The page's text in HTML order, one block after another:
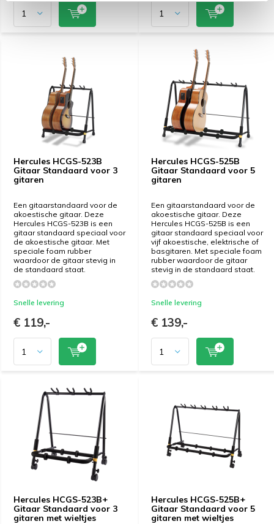
Hercules HCGS-523B
Gitaar Standaard voor 3
gitaren
Een gitaarstandaard voor de
akoestische gitaar. Deze
Hercules HCGS-523B is een
gitaar standaard speciaal voor
de akoestische gitaar. Met
speciale foam rubber
waardoor de gitaar stevig in
de standaard staat.
Snelle levering
€ 119,-
Hercules HCGS-525B
Gitaar Standaard voor 5
gitaren
Een gitaarstandaard voor de
akoestische gitaar. Deze
Hercules HCGS-525B is een
gitaar standaard speciaal voor
vijf akoestische, elektrische of
basgitaren. Met speciale foam
rubber waardoor de gitaar
stevig in de standaard staat.
Snelle levering
€ 139,-
Hercules HCGS-523B+
Gitaar Standaard voor 3
gitaren met wieltjes
Hercules HCGS-525B+
Gitaar Standaard voor 5
gitaren met wieltjes